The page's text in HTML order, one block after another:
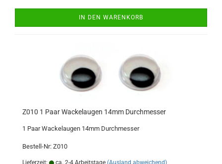
IN DEN WARENKORB
Z010 1 Paar Wackelaugen 14mm Durchmesser
1 Paar Wackelaugen 14mm Durchmesser
Bestell-Nr: Z010
Lieferzeit: ca. 2-4 Arbeitstage (Ausland abweichend)